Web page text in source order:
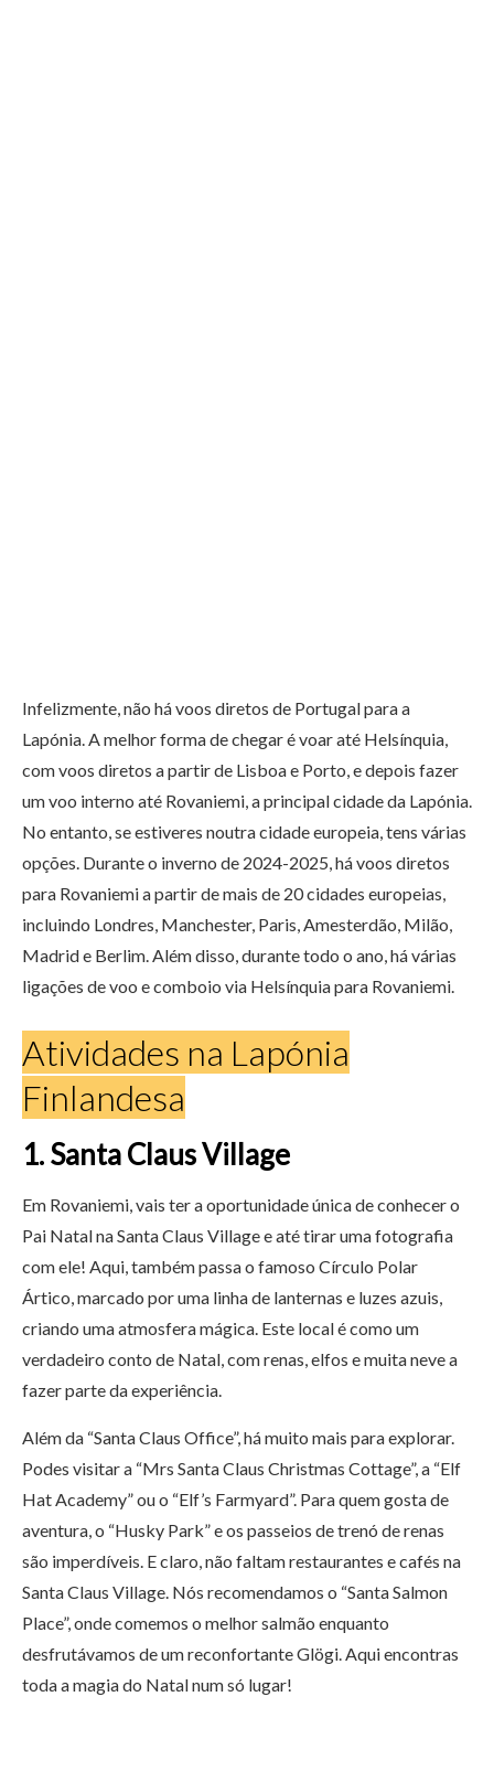
Infelizmente, não há voos diretos de Portugal para a
Lapónia. A melhor forma de chegar é voar até Helsínquia,
com voos diretos a partir de Lisboa e Porto, e depois fazer
um voo interno até Rovaniemi, a principal cidade da Lapónia.
No entanto, se estiveres noutra cidade europeia, tens várias
opções. Durante o inverno de 2024-2025, há voos diretos
para Rovaniemi a partir de mais de 20 cidades europeias,
incluindo Londres, Manchester, Paris, Amesterdão, Milão,
Madrid e Berlim. Além disso, durante todo o ano, há várias
ligações de voo e comboio via Helsínquia para Rovaniemi.
Atividades na Lapónia
Finlandesa
1. Santa Claus Village
Em Rovaniemi, vais ter a oportunidade única de conhecer o
Pai Natal na Santa Claus Village e até tirar uma fotografia
com ele! Aqui, também passa o famoso Círculo Polar
Ártico, marcado por uma linha de lanternas e luzes azuis,
criando uma atmosfera mágica. Este local é como um
verdadeiro conto de Natal, com renas, elfos e muita neve a
fazer parte da experiência.
Além da “Santa Claus Office”, há muito mais para explorar.
Podes visitar a “Mrs Santa Claus Christmas Cottage”, a “Elf
Hat Academy” ou o “Elf’s Farmyard”. Para quem gosta de
aventura, o “Husky Park” e os passeios de trenó de renas
são imperdíveis. E claro, não faltam restaurantes e cafés na
Santa Claus Village. Nós recomendamos o “Santa Salmon
Place”, onde comemos o melhor salmão enquanto
desfrutávamos de um reconfortante Glögi. Aqui encontras
toda a magia do Natal num só lugar!